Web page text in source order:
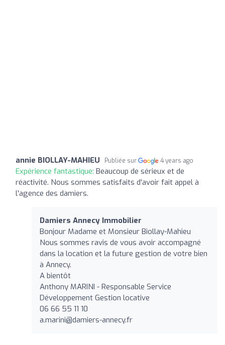
annie BIOLLAY-MAHIEU Publiée sur 4 years ago
Expérience fantastique: Beaucoup de sérieux et de
réactivité. Nous sommes satisfaits d'avoir fait appel à
l'agence des damiers.
Damiers Annecy Immobilier
Bonjour Madame et Monsieur Biollay-Mahieu
Nous sommes ravis de vous avoir accompagné
dans la location et la future gestion de votre bien
à Annecy.
A bientôt
Anthony MARINI - Responsable Service
Développement Gestion locative
06 66 55 11 10
a.marini@damiers-annecy.fr